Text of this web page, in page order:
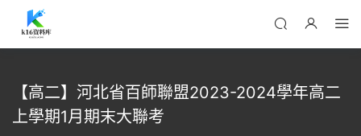
【高二】河北省百師聯盟2023-2024學年高二
上學期1月期末大聯考